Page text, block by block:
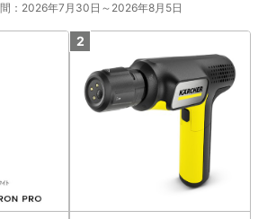
：2026年7月30日～2026年8月5日